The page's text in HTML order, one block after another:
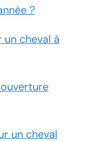
?
cheval à
un cheval